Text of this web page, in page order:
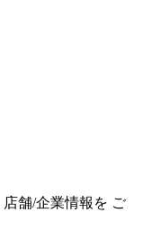
店舗/企業情報を ご